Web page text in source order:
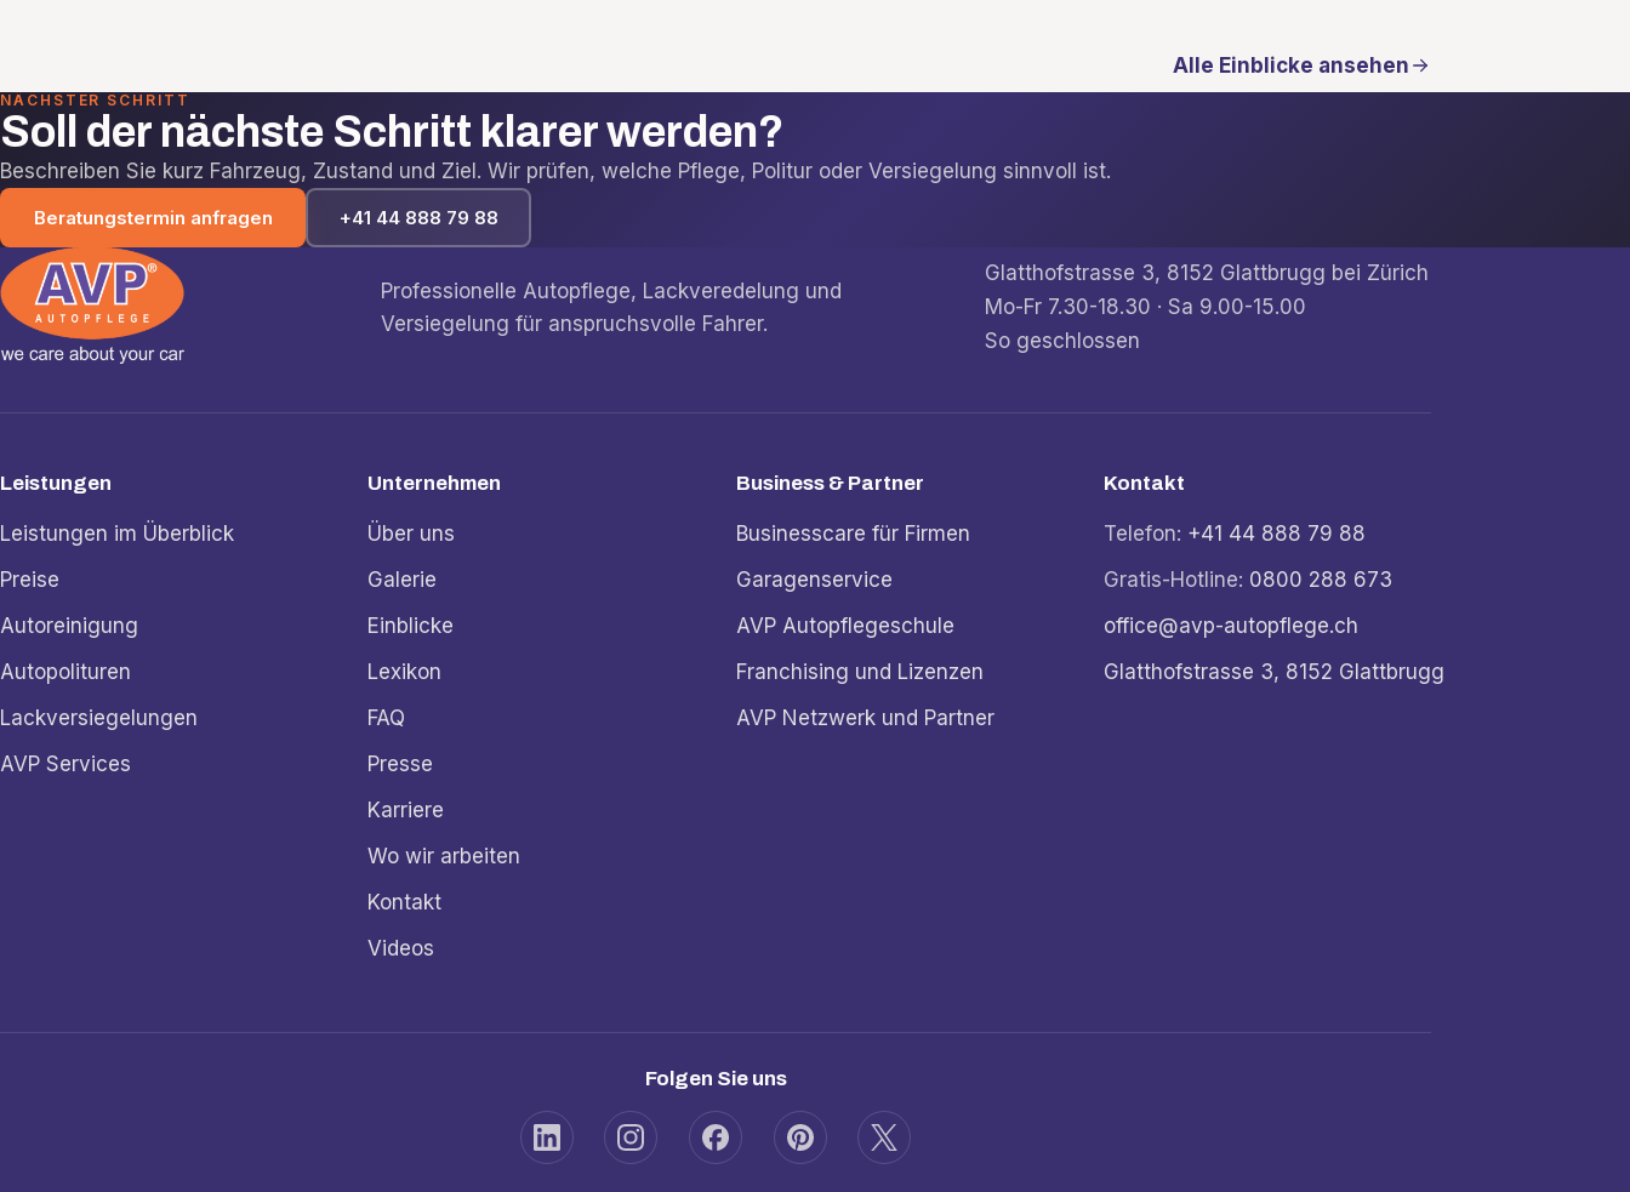
Alle Einblicke ansehen
NÄCHSTER SCHRITT
Soll der nächste Schritt klarer werden?
Beschreiben Sie kurz Fahrzeug, Zustand und Ziel. Wir prüfen, welche Pflege, Politur oder Versiegelung sinnvoll ist.
Beratungstermin anfragen +41 44 888 79 88
Professionelle Autopflege, Lackveredelung und
Versiegelung für anspruchsvolle Fahrer.
Glatthofstrasse 3, 8152 Glattbrugg bei Zürich
Mo-Fr 7.30-18.30 · Sa 9.00-15.00
So geschlossen
Leistungen
Leistungen im Überblick
Preise
Autoreinigung
Autopolituren
Lackversiegelungen
AVP Services
Unternehmen
Über uns
Galerie
Einblicke
Lexikon
FAQ
Presse
Karriere
Wo wir arbeiten
Kontakt
Videos
Business & Partner
Businesscare für Firmen
Garagenservice
AVP Autopflegeschule
Franchising und Lizenzen
AVP Netzwerk und Partner
Kontakt
Telefon: +41 44 888 79 88
Gratis-Hotline: 0800 288 673
office@avp-autopflege.ch
Glatthofstrasse 3, 8152 Glattbrugg
Folgen Sie uns